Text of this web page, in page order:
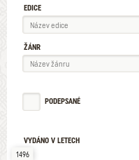
EDICE
ŽÁNR
PODEPSANÉ
VYDÁNO V LETECH
1496